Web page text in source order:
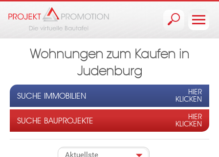
Wohnungen zum Kaufen in
Judenburg
SUCHE IMMOBILIEN
HIER
KLICKEN
SUCHE BAUPROJEKTE
HIER
KLICKEN